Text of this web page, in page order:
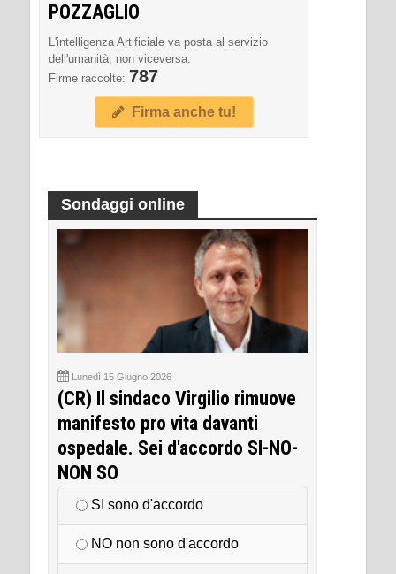
POZZAGLIO
L'intelligenza Artificiale va posta al servizio
dell'umanità, non viceversa.
Firme raccolte: 787
Firma anche tu!
Sondaggi online
Lunedì 15 Giugno 2026
(CR) Il sindaco Virgilio rimuove
manifesto pro vita davanti
ospedale. Sei d'accordo SI-NO-
NON SO
SI sono d'accordo
NO non sono d'accordo